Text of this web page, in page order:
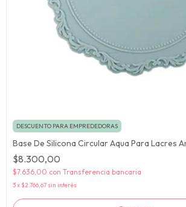
DESCUENTO PARA EMPREDEDORAS
Base De Silicona Circular Aqua Para Lacres
$8.300,00
$7.636,00 con Transferencia bancaria
3x $2.766,67 sin interés